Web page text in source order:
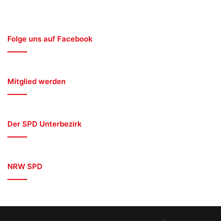
Folge uns auf Facebook
Mitglied werden
Der SPD Unterbezirk
NRW SPD